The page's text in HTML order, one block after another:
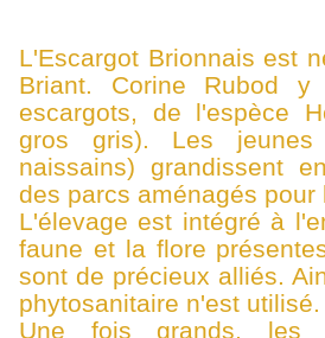
L'Escargot Brionnais est
Briant. Corine Rubod
escargots, de l'espèce
gros gris). Les jeunes
naissains) grandissent
des parcs aménagés pour
L'élevage est intégré à
faune et la flore
sont de précieux alliés.
phytosanitaire n'est utilisé.
Une fois grands, les